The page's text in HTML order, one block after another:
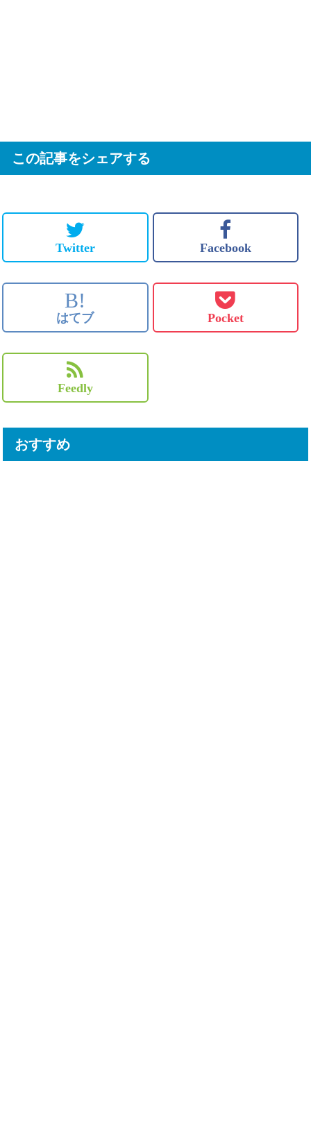
この記事をシェアする
Twitter Facebook
B!
はてブ Pocket
Feedly
おすすめ